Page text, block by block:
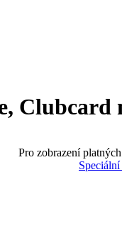
Pro zobrazení